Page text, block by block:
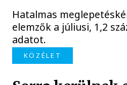
Hatalmas
elemzők a júliusi, 1,2
adatot.
KÖZÉLET